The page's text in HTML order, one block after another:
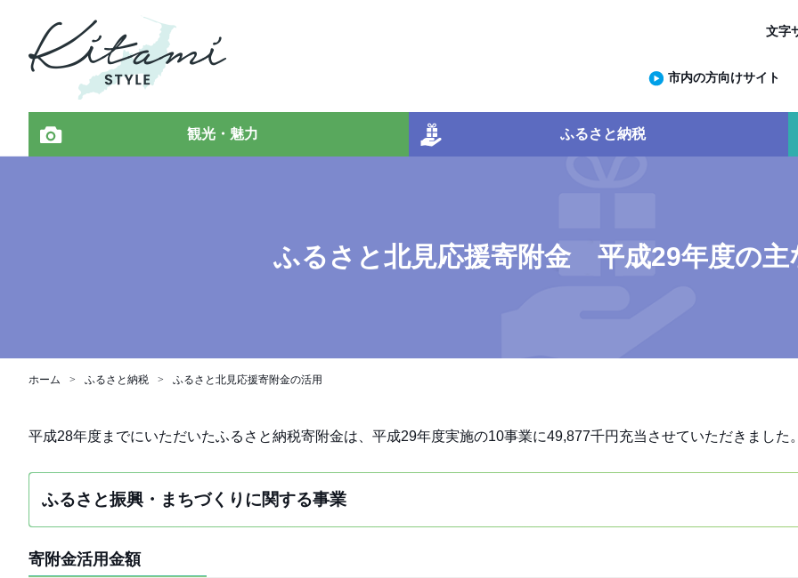
観光・魅力 ふるさと納税
文字
市内の方向けサイト
ふるさと北見応援寄附金 平成29年度の主
ホーム ふるさと納税 ふるさと北見応援寄附金の活用
平成28年度までにいただいたふるさと納税寄附金は、平成29年度実施の10事業に49,877千円充当させていただきました
ふるさと振興・まちづくりに関する事業
寄附金活用金額